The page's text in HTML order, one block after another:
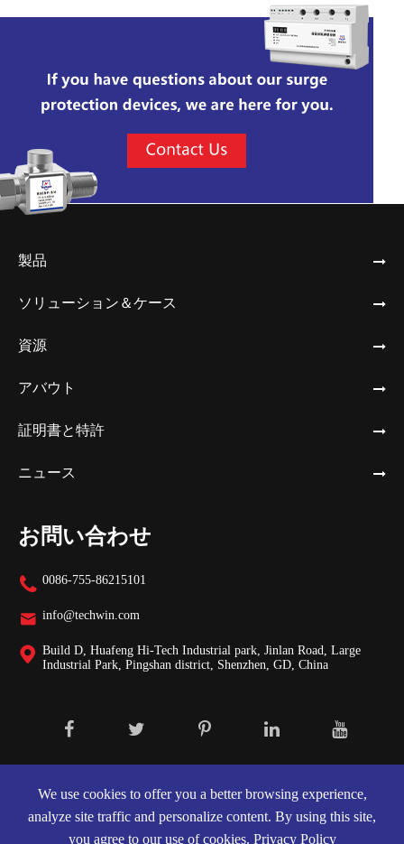
製品
ソリューション＆ケース
資源
アバウト
証明書と特許
ニュース
お問い合わせ
 0086-755-86215101
 info@techwin.com
 Build D, Huafeng Hi-Tech Industrial park, Jinlan Road, Large
Industrial Park, Pingshan district, Shenzhen, GD, China
社.
サイトマップ|プライバシーポリシー
We use cookies to offer you a better browsing experience,
analyze site traffic and personalize content. By using this site,
you agree to our use of cookies. Privacy Policy